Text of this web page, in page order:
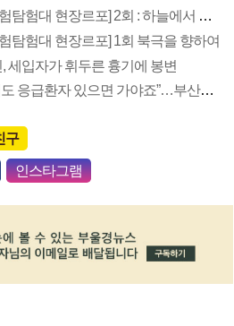
[2026 부산청소년극지체험탐험대 현장르포] 2회 : 하늘에서 만난 얼음의 나라
탐험대 현장르포] 1회 북극을 향하여
세입자가 휘두른 흉기에 봉변
“600km 넘는 하늘길 멀어도 응급환자 있으면 가야죠”…부산소방항공대 활약상 눈길
구
인스타그램